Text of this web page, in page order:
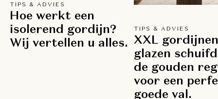
TIPS & ADVIES
Hoe werkt een
isolerend gordijn?
Wij vertellen u alles.
TIPS & ADVIES
XXL
glazen
de gouden
voor een
goede val.